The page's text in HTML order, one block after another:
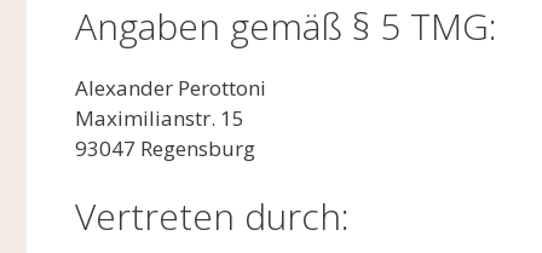
Angaben gemäß § 5 TMG:
Alexander Perottoni
Maximilianstr. 15
93047 Regensburg
Vertreten durch: